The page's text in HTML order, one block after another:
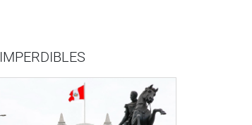
IMPERDIBLES